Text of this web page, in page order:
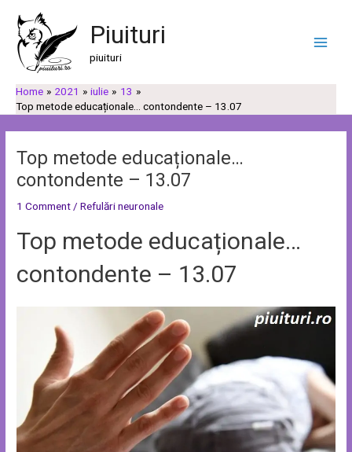
content
Piuituri
piuituri
Menu
Home 2021 iulie
13
Top metode educaționale… contondente – 13.07
Top metode educaționale…
contondente – 13.07
1 Comment/Refulări neuronale
Top metode educaționale…
contondente – 13.07
navigation
a
u
ă
a
t
g
o
i